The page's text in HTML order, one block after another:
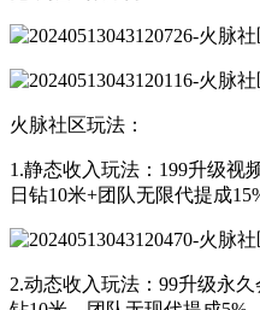
火脉社区玩法：
1.静态收入玩法：199升级视
日钻10米+团队无限代提成
2.动态收入玩法：99升级永